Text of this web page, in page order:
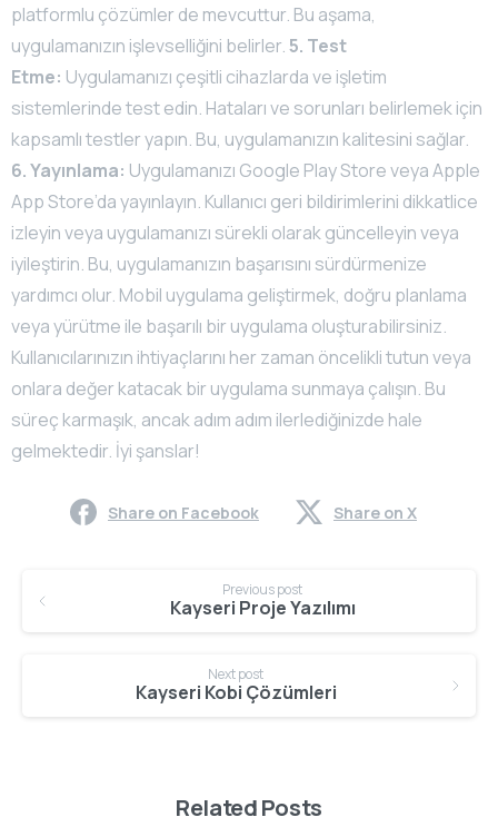
platformlu çözümler de mevcuttur. Bu aşama,
uygulamanızın işlevselliğini belirler.5. Test
Etme: Uygulamanızı çeşitli cihazlarda ve işletim
sistemlerinde test edin. Hataları ve sorunları belirlemek için
kapsamlı testler yapın. Bu, uygulamanızın kalitesini sağlar.
6. Yayınlama: Uygulamanızı Google Play Store veya Apple
App Store’da yayınlayın. Kullanıcı geri bildirimlerini dikkatlice
izleyin veya uygulamanızı sürekli olarak güncelleyin veya
iyileştirin. Bu, uygulamanızın başarısını sürdürmenize
yardımcı olur. Mobil uygulama geliştirmek, doğru planlama
veya yürütme ile başarılı bir uygulama oluşturabilirsiniz.
Kullanıcılarınızın ihtiyaçlarını her zaman öncelikli tutun veya
onlara değer katacak bir uygulama sunmaya çalışın. Bu
süreç karmaşık, ancak adım adım ilerlediğinizde hale
gelmektedir. İyi şanslar!
Share on Facebook Share on X
Reading
Previous post
Kayseri Proje Yazılımı
Next post
Kayseri Kobi Çözümleri
Related Posts